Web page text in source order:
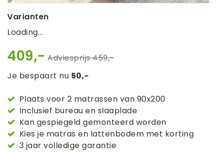
Varianten
Loading...
409,-
459,-
Je bespaart nu 50,-
Plaats voor 2 matrassen van 90x200
Inclusief bureau en slaaplade
Kan gespiegeld gemonteerd worden
Kies je matras en lattenbodem met korting
3 jaar volledige garantie